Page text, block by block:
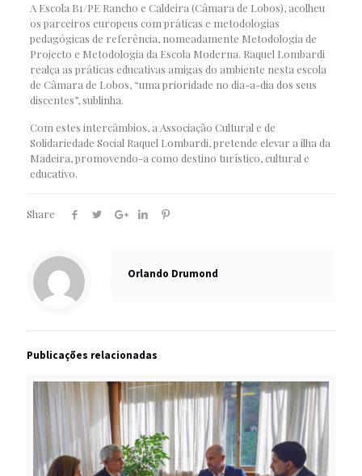
A Escola B1/PE Rancho e Caldeira (Câmara de Lobos), acolheu
os parceiros europeus com práticas e metodologias
pedagógicas de referência, nomeadamente Metodologia de
Projecto e Metodologia da Escola Moderna. Raquel Lombardi
realça as práticas educativas amigas do ambiente nesta escola
de Câmara de Lobos, “uma prioridade no dia-a-dia dos seus
discentes”, sublinha.
Com estes intercâmbios, a Associação Cultural e de
Solidariedade Social Raquel Lombardi, pretende elevar a ilha da
Madeira, promovendo-a como destino turístico, cultural e
educativo.
Share
Orlando Drumond
Publicações relacionadas